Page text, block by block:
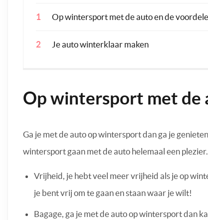
Op wintersport met de auto en de
Je auto winterklaar maken
Op wintersport met de
Ga je met de auto op wintersport dan ga je
wintersport gaan met de auto helemaal een
Vrijheid, je hebt veel meer vrijheid als je op
je bent vrij om te gaan en staan waar je wilt!
Bagage, ga je met de auto op wintersport dan